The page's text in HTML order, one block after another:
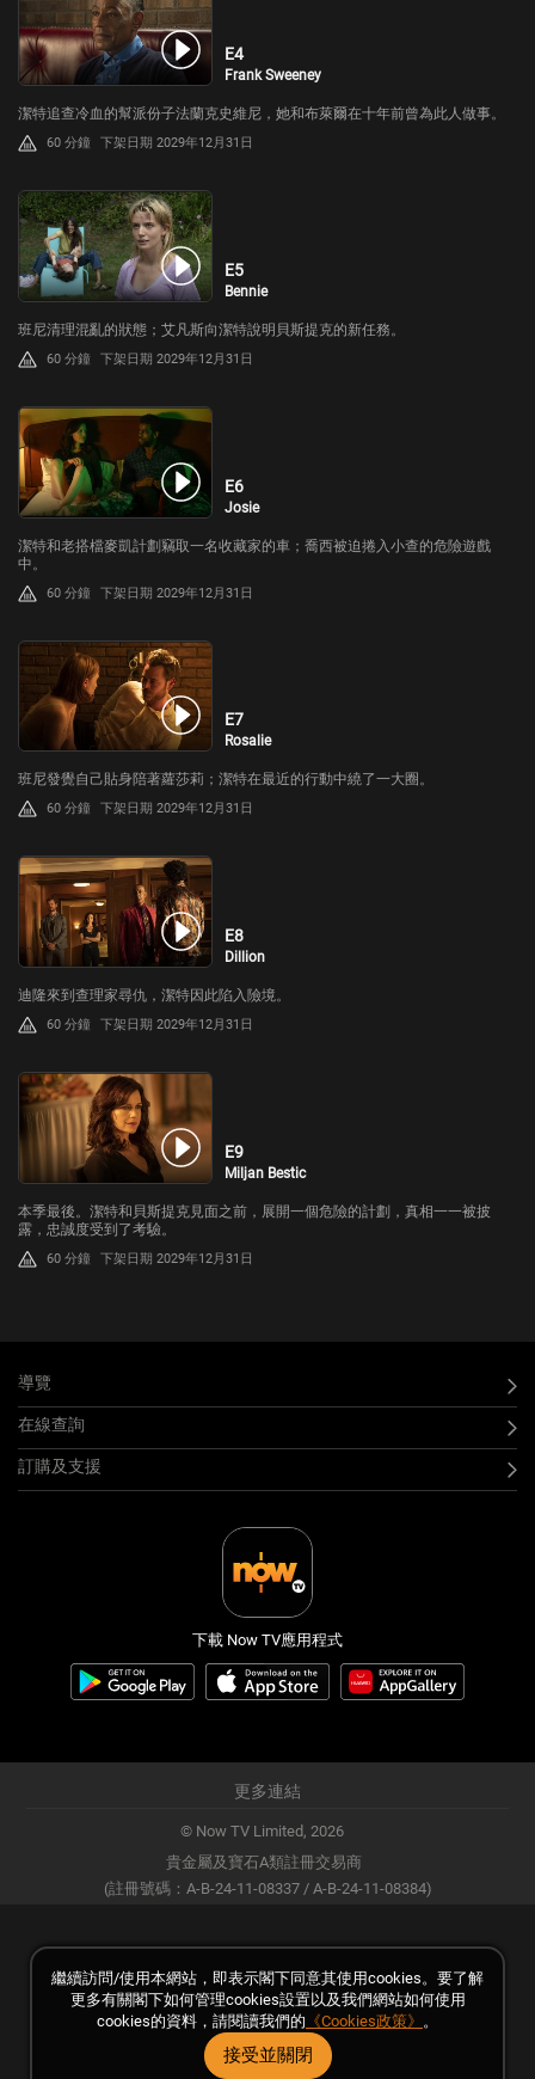
E4
Frank Sweeney
潔特追查冷血的幫派份子法蘭克史維尼，她和布萊爾在十年前曾為此人做事。
60 分鐘 下架日期 2029年12月31日
E5
Bennie
班尼清理混亂的狀態；艾凡斯向潔特說明貝斯提克的新任務。
60 分鐘 下架日期 2029年12月31日
E6
Josie
潔特和老搭檔麥凱計劃竊取一名收藏家的車；喬西被迫捲入小查的危險遊戲
中。
60 分鐘 下架日期 2029年12月31日
E7
Rosalie
班尼發覺自己貼身陪著蘿莎莉；潔特在最近的行動中繞了一大圈。
60 分鐘 下架日期 2029年12月31日
E8
Dillion
迪隆來到查理家尋仇，潔特因此陷入險境。
60 分鐘 下架日期 2029年12月31日
E9
Miljan Bestic
本季最後。潔特和貝斯提克見面之前，展開一個危險的計劃，真相一一被披
露，忠誠度受到了考驗。
60 分鐘 下架日期 2029年12月31日
導覽
在線查詢
訂購及支援
下載 Now TV應用程式
更多連結
© Now TV Limited, 2026
貴金屬及寶石A類註冊交易商
(註冊號碼：A-B-24-11-08337 / A-B-24-11-08384)
繼續訪問/使用本網站，即表示閣下同意其使用cookies。要了解
更多有關閣下如何管理cookies設置以及我們網站如何使用
cookies的資料，請閱讀我們的 《Cookies政策》 。
接受並關閉